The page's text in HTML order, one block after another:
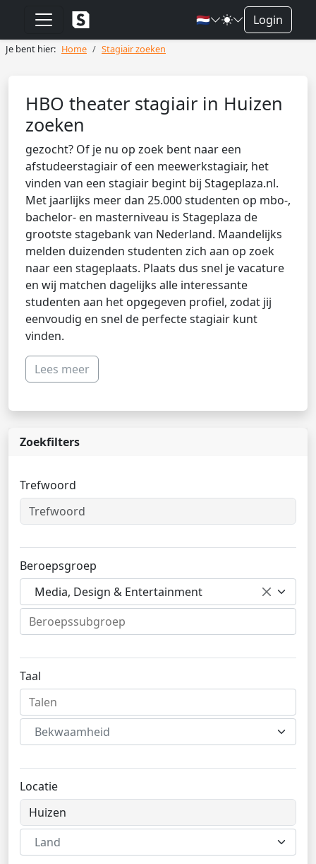
🇳🇱 Login
Je bent hier: Home Stagiair zoeken
HBO theater stagiair in Huizen
zoeken
gezocht? Of je nu op zoek bent naar een
afstudeerstagiair of een meewerkstagiair, het
vinden van een stagiair begint bij Stageplaza.nl.
Met jaarlijks meer dan 25.000 studenten op mbo-,
bachelor- en masterniveau is Stageplaza de
grootste stagebank van Nederland. Maandelijks
melden duizenden studenten zich aan op zoek
naar een stageplaats. Plaats dus snel je vacature
en wij matchen dagelijks alle interessante
studenten aan het opgegeven profiel, zodat jij
eenvoudig en snel de perfecte stagiair kunt
vinden.
Lees meer
Zoekfilters
Trefwoord
Beroepsgroep
Media, Design & Entertainment
Taal
Bekwaamheid
Locatie
Land